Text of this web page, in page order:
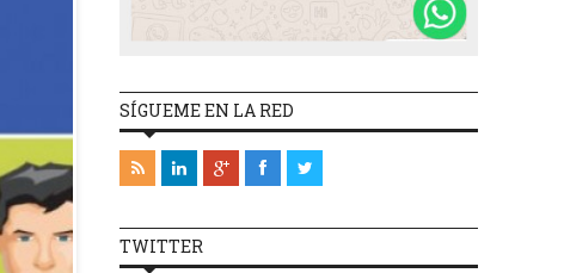
SÍGUEME EN LA RED
TWITTER